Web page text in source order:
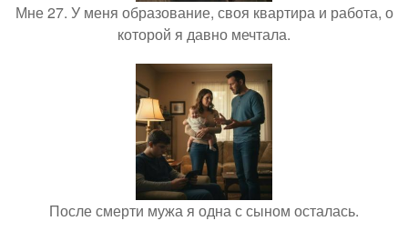
Мне 27. У меня образование, своя квартира и работа, о
которой я давно мечтала.
После смерти мужа я одна с сыном осталась.